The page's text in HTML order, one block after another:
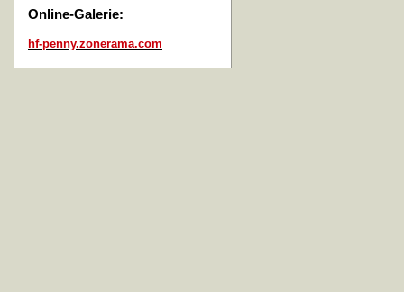
Online-Galerie:
hf-penny.zonerama.com